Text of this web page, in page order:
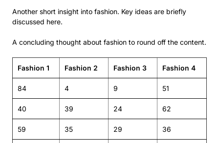
Another short insight into fashion. Key ideas are briefly
discussed here.
A concluding thought about fashion to round off the content.
Fashion 1 Fashion 2 Fashion 3 Fashion 4
84 4 9 51
40 39 24 62
59 35 29 36